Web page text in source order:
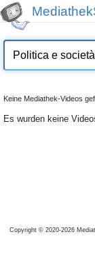
Keine Mediathek-Videos
Es wurden keine
Copyright © 2020-2026